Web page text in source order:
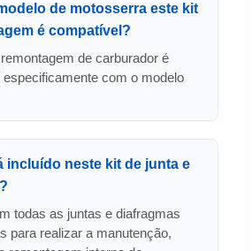
de motosserra este kit
é compatível?
de carburador é
com o modelo
incluído neste kit de junta e
todas as juntas e diafragmas
para realizar a manutenção,